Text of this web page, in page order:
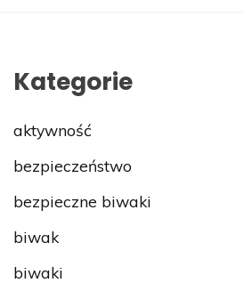
Kategorie
aktywność
bezpieczeństwo
bezpieczne biwaki
biwak
biwaki